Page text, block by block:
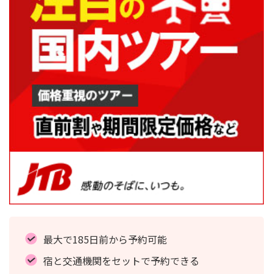
最大で185日前から予約可能
宿と交通機関をセットで予約できる